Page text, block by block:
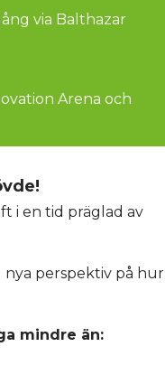
via Balthazar
Arena och
i en tid präglad av
perspektiv på hur
mindre än: